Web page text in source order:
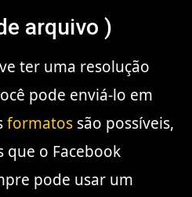
arquivo )
ter uma resolução
pode enviá-lo em
formatos são possíveis,
que o Facebook
pode usar um